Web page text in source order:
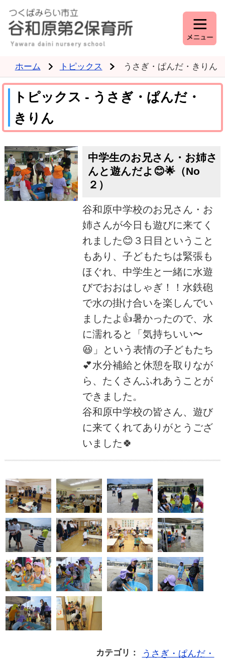
ホーム トピックス うさぎ・ぱんだ・きりん
トピックス - うさぎ・ぱんだ・
きりん
中学生のお兄さん・お姉さ
んと遊んだよ😊🌟（No
２）
谷和原中学校のお兄さん・お
姉さんが今日も遊びに来てく
れました😊３日目ということ
もあり、子どもたちは緊張も
ほぐれ、中学生と一緒に水遊
びでおおはしゃぎ！！水鉄砲
で水の掛け合いを楽しんでい
ましたよ👍暑かったので、水
に濡れると「気持ちいい〜
😆」という表情の子どもたち
💕水分補給と休憩を取りなが
ら、たくさんふれあうことが
できました。
谷和原中学校の皆さん、遊び
に来てくれてありがとうござ
いました🍀
カテゴリ：
うさぎ・ぱんだ・